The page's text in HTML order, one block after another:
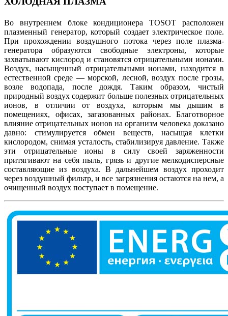
Во внутреннем блоке кондиционера TOSOT расположен
плазменный генератор, который создает электрическое поле.
При прохождении воздушного потока через поле плазма-
генератора образуются свободные электроны, которые
захватывают кислород и становятся отрицательными ионами.
Воздух, насыщенный отрицательными ионами, находится в
естественной среде — морской, лесной, воздух после грозы,
возле водопада, после дождя. Таким образом, чистый
природный воздух содержит больше полезных отрицательных
ионов, в отличии от воздуха, которым мы дышим в
помещениях, офисах, загазованных районах. Благотворное
влияние отрицательных ионов на организм человека доказано
давно: стимулируется обмен веществ, насыщая клетки
кислородом, снимая усталость, стабилизируя давление. Также
эти отрицательные ионы в силу своей заряженности
притягивают на себя пыль, грязь и другие мелкодисперсные
составляющие из воздуха. В дальнейшем воздух проходит
через воздушный фильтр, и все загрязнения остаются на нем, а
очищенный воздух поступает в помещение.